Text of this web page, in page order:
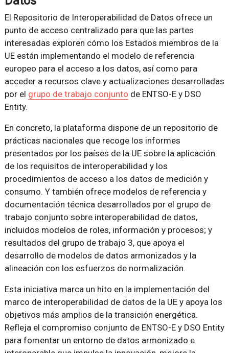
El Repositorio de Interoperabilidad de Datos ofrece un
punto de acceso centralizado para que las partes
interesadas exploren cómo los Estados miembros de la
UE están implementando el modelo de referencia
europeo para el acceso a los datos, así como para
acceder a recursos clave y actualizaciones desarrolladas
por el grupo de trabajo conjunto de ENTSO-E y DSO
Entity.
En concreto, la plataforma dispone de un repositorio de
prácticas nacionales que recoge los informes
presentados por los países de la UE sobre la aplicación
de los requisitos de interoperabilidad y los
procedimientos de acceso a los datos de medición y
consumo. Y también ofrece modelos de referencia y
documentación técnica desarrollados por el grupo de
trabajo conjunto sobre interoperabilidad de datos,
incluidos modelos de roles, información y procesos; y
resultados del grupo de trabajo 3, que apoya el
desarrollo de modelos de datos armonizados y la
alineación con los esfuerzos de normalización.
Esta iniciativa marca un hito en la implementación del
marco de interoperabilidad de datos de la UE y apoya los
objetivos más amplios de la transición energética.
Refleja el compromiso conjunto de ENTSO-E y DSO Entity
para fomentar un entorno de datos armonizado e